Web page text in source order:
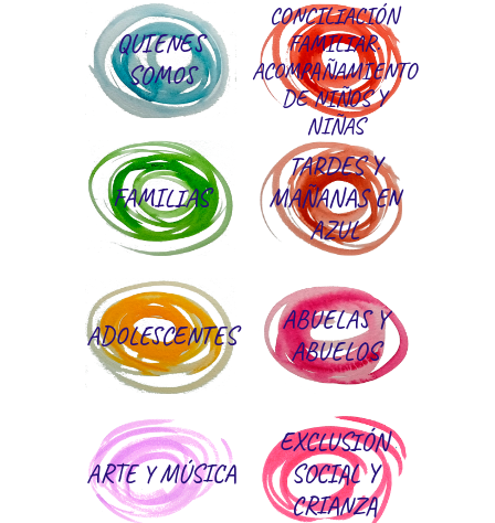
QUIENES
SOMOS
CONCILIACIÓN
FAMILIAR.
ACOMPAÑAMIENTO
DE NIÑOS Y
NIÑAS
FAMILIAS
TARDES Y
MAÑANAS EN
AZUL
ADOLESCENTES
ABUELAS Y
ABUELOS
ARTE Y MÚSICA
EXCLUSIÓN
SOCIAL Y
CRIANZA